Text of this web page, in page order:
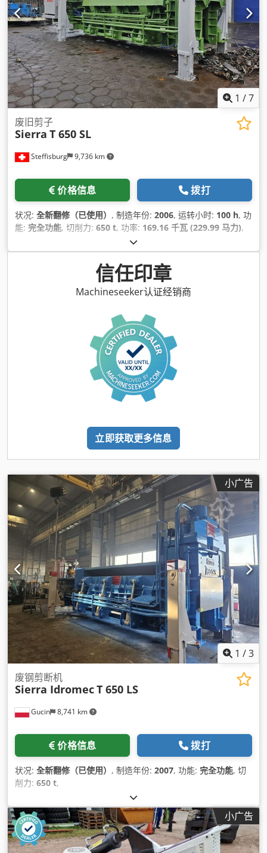
1 /7
Steffisburg 9,736 km
废旧剪子
Sierra T 650 SL
价格信息 拨打
状况: 全新翻修（已使用） , 制造年份: 2006, 运转小时: 100 h, 功
能: 完全功能, 切削力: 650 t, 功率: 169.16 千瓦 (229.99 马力),
信任印章
Machineseeker认证经销商
立即获取更多信息
小广告
1 /3
Gucin 8,741 km
废钢剪断机
Sierra IdromecT 650 LS
价格信息 拨打
状况: 全新翻修（已使用） , 制造年份: 2007, 功能: 完全功能, 切
削力: 650 t,
小广告